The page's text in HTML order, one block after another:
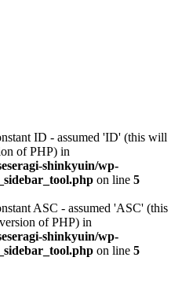
ID - assumed 'ID' (this will
of PHP) in
shinkyuin/wp-
on line 5
ASC - assumed 'ASC' (this
of PHP) in
shinkyuin/wp-
on line 5